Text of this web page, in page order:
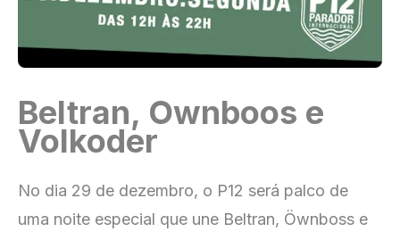
Beltran, Ownboos e
Volkoder
No dia 29 de dezembro, o P12 será palco de
uma noite especial que une Beltran, Öwnboss e